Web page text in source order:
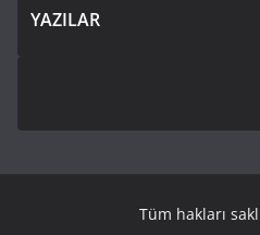
YAZILAR
Tüm hakları